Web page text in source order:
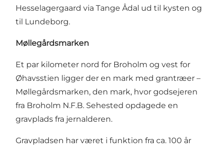
Hesselagergaard via Tange Ådal ud til kysten og
til Lundeborg.
Møllegårdsmarken
Et par kilometer nord for Broholm og vest for
Øhavsstien ligger der en mark med grantræer –
Møllegårdsmarken, den mark, hvor godsejeren
fra Broholm N.F.B. Sehested opdagede en
gravplads fra jernalderen.
Gravpladsen har været i funktion fra ca. 100 år